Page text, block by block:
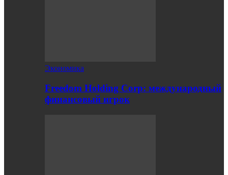
Экономика
Freedom Holding Corp: международный
финансовый игрок